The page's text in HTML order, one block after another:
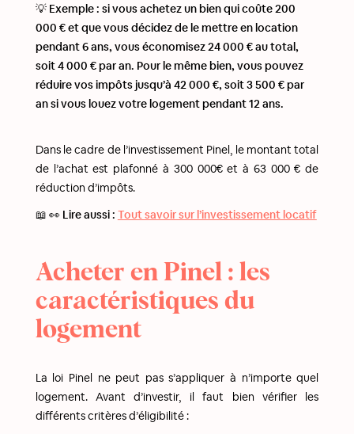
💡 Exemple : si vous achetez un bien qui coûte 200
000 € et que vous décidez de le mettre en location
pendant 6 ans, vous économisez 24 000 € au total,
soit 4 000 € par an. Pour le même bien, vous pouvez
réduire vos impôts jusqu’à 42 000 €, soit 3 500 € par
an si vous louez votre logement pendant 12 ans.
Dans le cadre de l’investissement Pinel, le montant total
de l’achat est plafonné à 300 000€ et à 63 000 € de
réduction d’impôts.
📖 👀 Lire aussi : Tout savoir sur l’investissement locatif
Acheter en Pinel : les
caractéristiques du
logement
La loi Pinel ne peut pas s’appliquer à n’importe quel
logement. Avant d’investir, il faut bien vérifier les
différents critères d’éligibilité :